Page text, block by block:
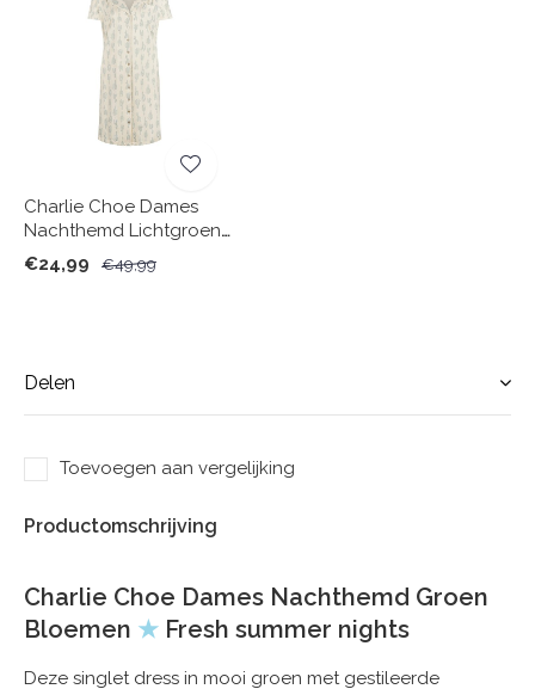
Charlie Choe Dames
Nachthemd Lichtgroen
Cactus
€24,99 €49,99
Delen
Toevoegen aan vergelijking
Productomschrijving
Charlie Choe Dames Nachthemd Groen
Bloemen ★ Fresh summer nights
Deze singlet dress in mooi groen met gestileerde